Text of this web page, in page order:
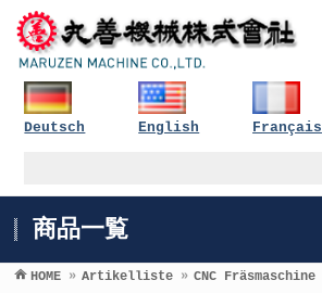
Deutsch English Français
商品一覧
HOME » Artikelliste » CNC Fräsmaschine